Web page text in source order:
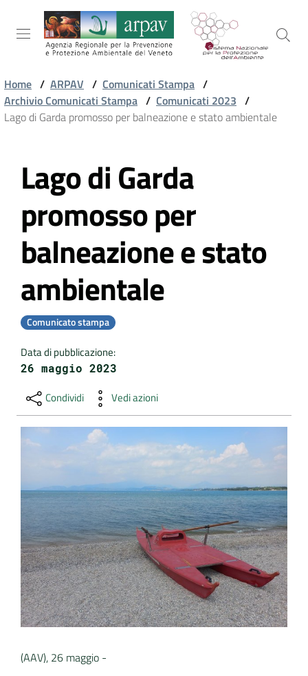
Salta al contenuto
Salta alla navigazione
Salta al footer
ARPAV
TEMI
AMBIENTALI
TERRITORIO
SERVIZI
AMBIENTALI
Seguici
Home / ARPAV / Comunicati Stampa /
Archivio Comunicati Stampa / Comunicati 2023 /
Lago di Garda promosso per balneazione e stato ambientale
Vai al contenuto
Lago di Garda
promosso per
balneazione e stato
ambientale
Comunicato stampa
Data di pubblicazione:
26 maggio 2023
Condividi Vedi azioni
(AAV), 26 maggio -